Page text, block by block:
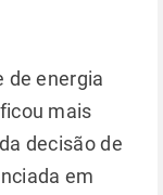
de energia
mais
decisão de
em